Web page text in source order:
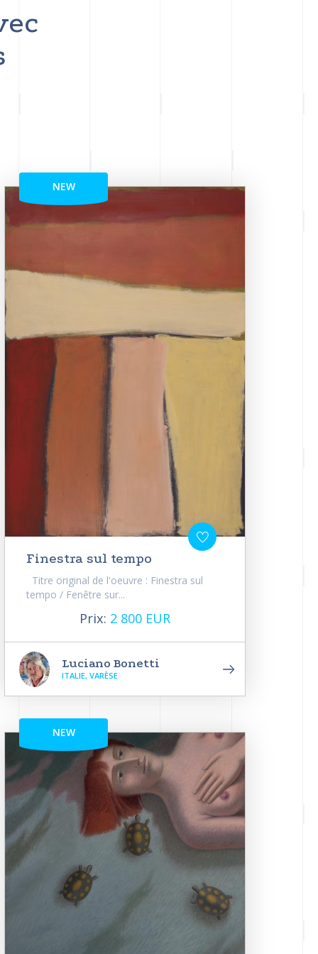
NEW
Finestra sul tempo
Titre original de l'oeuvre : Finestra sul
tempo / Fenêtre sur...
Prix: 2 800 EUR
Luciano Bonetti
ITALIE, VARÈSE
NEW